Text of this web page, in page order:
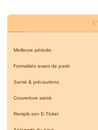
Meilleure période
Formalités avant de partir
Santé & précautions
Couverture santé
Remplir son E-Ticket